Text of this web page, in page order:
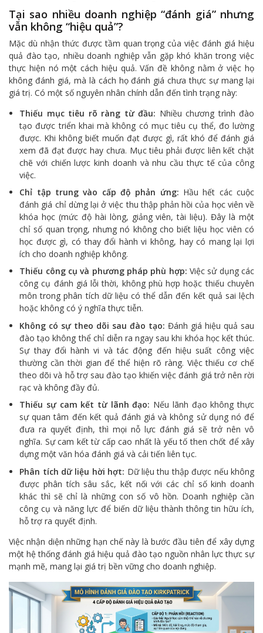
Tại sao nhiều doanh nghiệp “đánh giá” nhưng
vẫn không “hiệu quả”?
Mặc dù nhận thức được tầm quan trọng của việc đánh giá hiệu
quả đào tạo, nhiều doanh nghiệp vẫn gặp khó khăn trong việc
thực hiện nó một cách hiệu quả. Vấn đề không nằm ở việc họ
không đánh giá, mà là cách họ đánh giá chưa thực sự mang lại
giá trị. Có một số nguyên nhân chính dẫn đến tình trạng này:
Thiếu mục tiêu rõ ràng từ đầu: Nhiều chương trình đào
tạo được triển khai mà không có mục tiêu cụ thể, đo lường
được. Khi không biết muốn đạt được gì, rất khó để đánh giá
xem đã đạt được hay chưa. Mục tiêu phải được liên kết chặt
chẽ với chiến lược kinh doanh và nhu cầu thực tế của công
việc.
Chỉ tập trung vào cấp độ phản ứng: Hầu hết các cuộc
đánh giá chỉ dừng lại ở việc thu thập phản hồi của học viên về
khóa học (mức độ hài lòng, giảng viên, tài liệu). Đây là một
chỉ số quan trọng, nhưng nó không cho biết liệu học viên có
học được gì, có thay đổi hành vi không, hay có mang lại lợi
ích cho doanh nghiệp không.
Thiếu công cụ và phương pháp phù hợp: Việc sử dụng các
công cụ đánh giá lỗi thời, không phù hợp hoặc thiếu chuyên
môn trong phân tích dữ liệu có thể dẫn đến kết quả sai lệch
hoặc không có ý nghĩa thực tiễn.
Không có sự theo dõi sau đào tạo: Đánh giá hiệu quả sau
đào tạo không thể chỉ diễn ra ngay sau khi khóa học kết thúc.
Sự thay đổi hành vi và tác động đến hiệu suất công việc
thường cần thời gian để thể hiện rõ ràng. Việc thiếu cơ chế
theo dõi và hỗ trợ sau đào tạo khiến việc đánh giá trở nên rời
rạc và không đầy đủ.
Thiếu sự cam kết từ lãnh đạo: Nếu lãnh đạo không thực
sự quan tâm đến kết quả đánh giá và không sử dụng nó để
đưa ra quyết định, thì mọi nỗ lực đánh giá sẽ trở nên vô
nghĩa. Sự cam kết từ cấp cao nhất là yếu tố then chốt để xây
dựng một văn hóa đánh giá và cải tiến liên tục.
Phân tích dữ liệu hời hợt: Dữ liệu thu thập được nếu không
được phân tích sâu sắc, kết nối với các chỉ số kinh doanh
khác thì sẽ chỉ là những con số vô hồn. Doanh nghiệp cần
công cụ và năng lực để biến dữ liệu thành thông tin hữu ích,
hỗ trợ ra quyết định.
Việc nhận diện những hạn chế này là bước đầu tiên để xây dựng
một hệ thống đánh giá hiệu quả đào tạo nguồn nhân lực thực sự
mạnh mẽ, mang lại giá trị bền vững cho doanh nghiệp.